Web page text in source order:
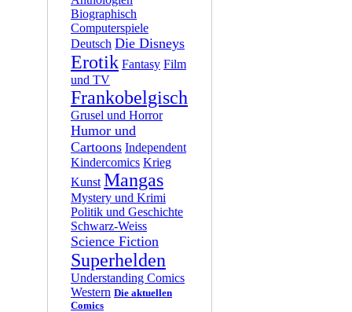
Biographisch
Computerspiele
Deutsch Die Disneys
Erotik Fantasy Film
und TV
Frankobelgisch
Grusel und Horror
Humor und
Cartoons Independent
Kindercomics Krieg
Kunst Mangas
Mystery und Krimi
Politik und Geschichte
Schwarz-Weiss
Science Fiction
Superhelden
Understanding Comics
Western Die aktuellen
Comics